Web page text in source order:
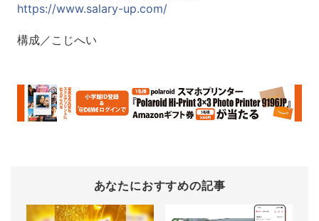
https://www.salary-up.com/
構成／こじへい
あなたにおすすめの記事